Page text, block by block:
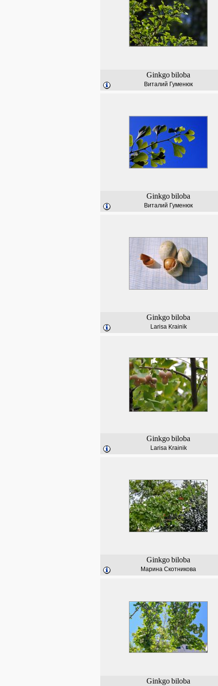
Ginkgobiloba
Виталий Гуменюк
Ginkgobiloba
Виталий Гуменюк
Ginkgobiloba
Larisa Krainik
Ginkgobiloba
Larisa Krainik
Ginkgobiloba
Марина Скотникова
Ginkgobiloba